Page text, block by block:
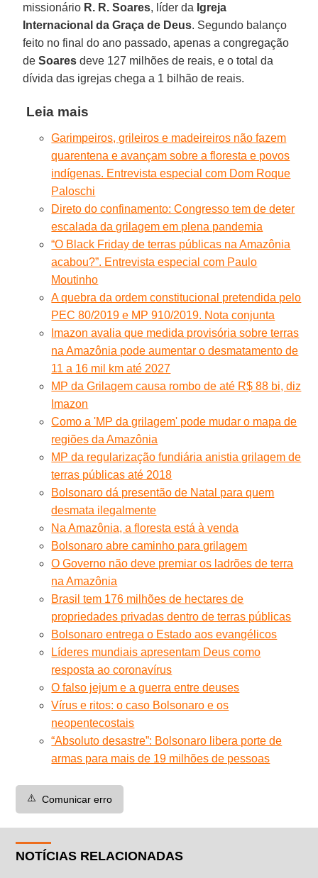
missionário R. R. Soares, líder da Igreja
Internacional da Graça de Deus. Segundo balanço
feito no final do ano passado, apenas a congregação
deSoares deve 127 milhões de reais, e o total da
dívida das igrejas chega a 1 bilhão de reais.
Leia mais
Garimpeiros, grileiros e madeireiros não fazem
quarentena e avançam sobre a floresta e povos
indígenas. Entrevista especial com Dom Roque
Paloschi
Direto do confinamento: Congresso tem de deter
escalada da grilagem em plena pandemia
“O Black Friday de terras públicas na Amazônia
acabou?”. Entrevista especial com Paulo
Moutinho
A quebra da ordem constitucional pretendida pelo
PEC 80/2019 e MP 910/2019. Nota conjunta
Imazon avalia que medida provisória sobre terras
na Amazônia pode aumentar o desmatamento de
11 a 16 mil km até 2027
MP da Grilagem causa rombo de até R$ 88 bi, diz
Imazon
Como a 'MP da grilagem' pode mudar o mapa de
regiões da Amazônia
MP da regularização fundiária anistia grilagem de
terras públicas até 2018
Bolsonaro dá presentão de Natal para quem
desmata ilegalmente
Na Amazônia, a floresta está à venda
Bolsonaro abre caminho para grilagem
O Governo não deve premiar os ladrões de terra
na Amazônia
Brasil tem 176 milhões de hectares de
propriedades privadas dentro de terras públicas
Bolsonaro entrega o Estado aos evangélicos
Líderes mundiais apresentam Deus como
resposta ao coronavírus
O falso jejum e a guerra entre deuses
Vírus e ritos: o caso Bolsonaro e os
neopentecostais
“Absoluto desastre”: Bolsonaro libera porte de
armas para mais de 19 milhões de pessoas
⚠️ Comunicar erro
NOTÍCIAS RELACIONADAS